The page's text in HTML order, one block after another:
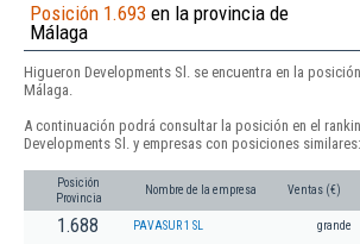
Posición 1.693 en la provincia de
Málaga
Higueron Developments Sl. se encuentra en la
Málaga.
A continuación podrá consultar la posición en el
Developments Sl. y empresas con posiciones similares:
Posición
Provincia
Nombre de la empresa Ventas (€)
1.688 PAVASUR 1 SL grande